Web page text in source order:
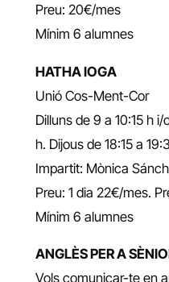
Preu: 20€/mes
Mínim 6 alumnes
HATHA IOGA
Unió Cos-Ment-Cor
Dilluns de 9 a 10:15 h
h. Dijous de 18:15 a
Impartit: Mònica
Preu: 1 dia 22€/mes.
Mínim 6 alumnes
ANGLÈS PER A
Vols comunicar-te en